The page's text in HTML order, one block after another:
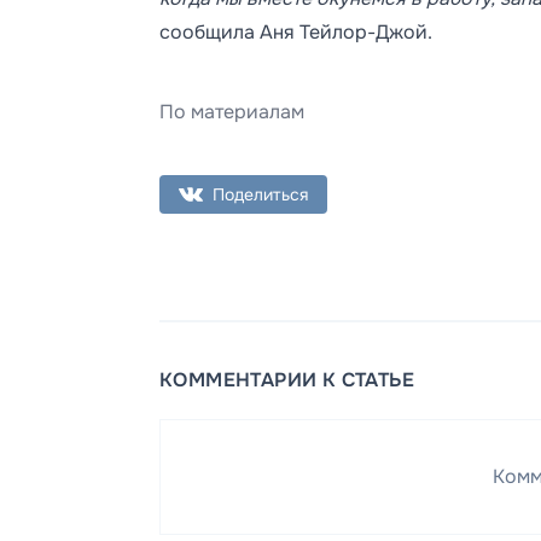
сообщила Аня Тейлор-Джой.
По материалам
Поделиться
КОММЕНТАРИИ К СТАТЬЕ